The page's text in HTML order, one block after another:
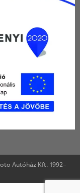
Autóház Kft. 1992–